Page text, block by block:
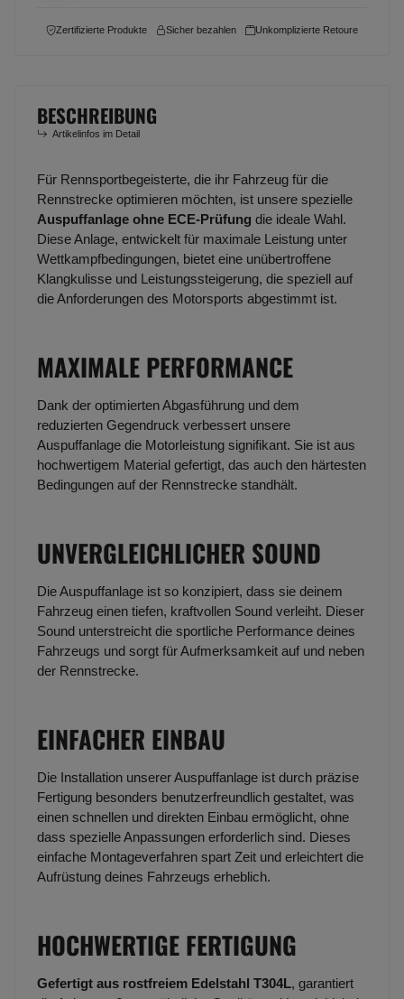
Zertifizierte Produkte Sicher bezahlen Unkomplizierte Retoure
BESCHREIBUNG
Artikelinfos im Detail
Für Rennsportbegeisterte, die ihr Fahrzeug für die
Rennstrecke optimieren möchten, ist unsere spezielle
Auspuffanlage ohne ECE-Prüfung die ideale Wahl.
Diese Anlage, entwickelt für maximale Leistung unter
Wettkampfbedingungen, bietet eine unübertroffene
Klangkulisse und Leistungssteigerung, die speziell auf
die Anforderungen des Motorsports abgestimmt ist.
MAXIMALE PERFORMANCE
Dank der optimierten Abgasführung und dem
reduzierten Gegendruck verbessert unsere
Auspuffanlage die Motorleistung signifikant. Sie ist aus
hochwertigem Material gefertigt, das auch den härtesten
Bedingungen auf der Rennstrecke standhält.
UNVERGLEICHLICHER SOUND
Die Auspuffanlage ist so konzipiert, dass sie deinem
Fahrzeug einen tiefen, kraftvollen Sound verleiht. Dieser
Sound unterstreicht die sportliche Performance deines
Fahrzeugs und sorgt für Aufmerksamkeit auf und neben
der Rennstrecke.
EINFACHER EINBAU
Die Installation unserer Auspuffanlage ist durch präzise
Fertigung besonders benutzerfreundlich gestaltet, was
einen schnellen und direkten Einbau ermöglicht, ohne
dass spezielle Anpassungen erforderlich sind. Dieses
einfache Montageverfahren spart Zeit und erleichtert die
Aufrüstung deines Fahrzeugs erheblich.
HOCHWERTIGE FERTIGUNG
Gefertigt aus rostfreiem Edelstahl T304L, garantiert